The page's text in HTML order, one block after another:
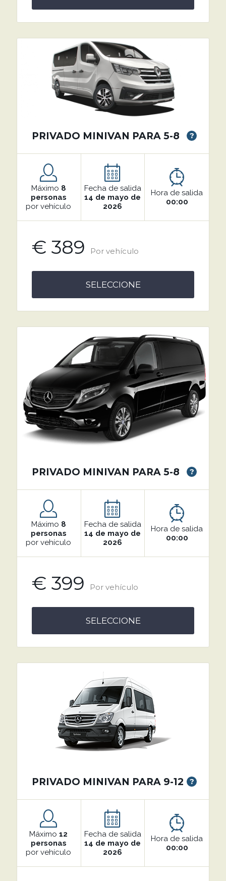
PRIVADO MINIVAN PARA 5-8 ?
Máximo 8
personas
por vehículo
Fecha de salida
14 de mayo de
2026
Hora de salida
00:00
€ 389 Por vehículo
SELECCIONE
PRIVADO MINIVAN PARA 5-8 ?
Máximo 8
personas
por vehículo
Fecha de salida
14 de mayo de
2026
Hora de salida
00:00
€ 399 Por vehículo
SELECCIONE
PRIVADO MINIVAN PARA 9-12 ?
Máximo12
personas
por vehículo
Fecha de salida
14 de mayo de
2026
Hora de salida
00:00